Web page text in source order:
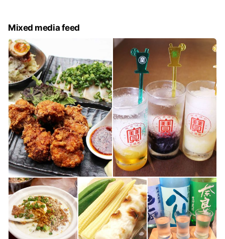
Mixed media feed